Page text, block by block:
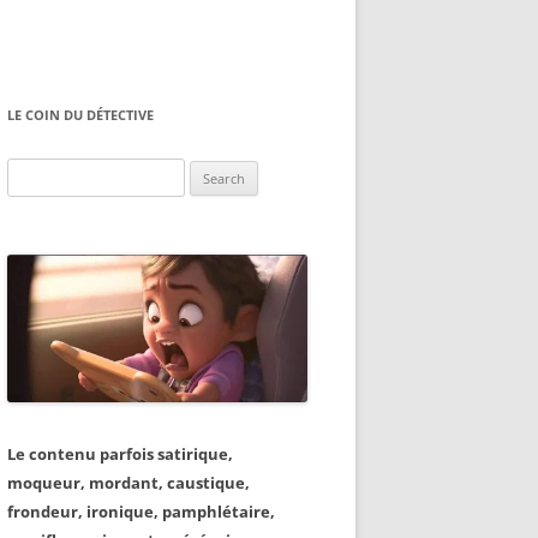
LE COIN DU DÉTECTIVE
for:
Le contenu parfois satirique,
moqueur, mordant, caustique,
frondeur, ironique, pamphlétaire,